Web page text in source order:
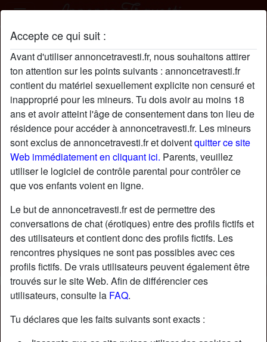
Accepte ce qui suit :
Avant d'utiliser annoncetravesti.fr, nous souhaitons attirer
ton attention sur les points suivants : annoncetravesti.fr
contient du matériel sexuellement explicite non censuré et
inapproprié pour les mineurs. Tu dois avoir au moins 18
ans et avoir atteint l'âge de consentement dans ton lieu de
résidence pour accéder à annoncetravesti.fr. Les mineurs
sont exclus de annoncetravesti.fr et doiventquitter ce site
Web immédiatement en cliquant ici. Parents, veuillez
utiliser le logiciel de contrôle parental pour contrôler ce
que vos enfants voient en ligne.
Le but de annoncetravesti.fr est de permettre des
conversations de chat (érotiques) entre des profils fictifs et
des utilisateurs et contient donc des profils fictifs. Les
rencontres physiques ne sont pas possibles avec ces
profils fictifs. De vrais utilisateurs peuvent également être
trouvés sur le site Web. Afin de différencier ces
utilisateurs, consulte la FAQ.
Tu déclares que les faits suivants sont exacts :
JacquelineSolé profil
starAjouter chatDiscuter !